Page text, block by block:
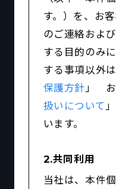
す。）を、お
のご連絡およ
する目的のみ
する事項以外
保護方針」 お
扱いについて
います。
2.共同利用
当社は、本件